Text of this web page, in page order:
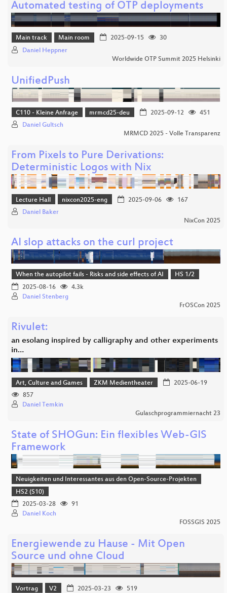
Automated testing of OTP deployments
Main track Main room 2025-09-15
30
Daniel Heppner
Worldwide OTP Summit 2025 Helsinki
UnifiedPush
C110 - Kleine Anfrage mrmcd25-deu 2025-09-12
451
Daniel Gultsch
MRMCD 2025 - Volle Transparenz
From Pixels to Pure Derivations:
Deterministic Logos with Nix
Lecture Hall nixcon2025-eng 2025-09-06
167
Daniel Baker
NixCon 2025
AI slop attacks on the curl project
When the autopilot fails - Risks and side effects of AI
HS 1/2
2025-08-16
4.3k
Daniel Stenberg
FrOSCon 2025
Rivulet:
an esolang inspired by calligraphy and other experiments
in…
Art, Culture and Games ZKM Medientheater
2025-06-19
857
Daniel Temkin
Gulaschprogrammiernacht 23
State of SHOGun: Ein flexibles Web-GIS
Framework
Neuigkeiten und Interessantes aus den Open-Source-Projekten
HS2 (S10)
2025-03-28
91
Daniel Koch
FOSSGIS 2025
Energiewende zu Hause - Mit Open
Source und ohne Cloud
Vortrag V2 2025-03-23
519